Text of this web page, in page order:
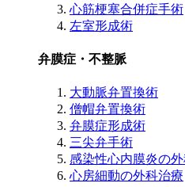
心筋梗塞合併症手術
左室形成術
弁膜症・不整脈
大動脈弁置換術
僧帽弁置換術
弁膜症形成術
三尖弁手術
感染性心内膜炎の
心房細動の外科治療